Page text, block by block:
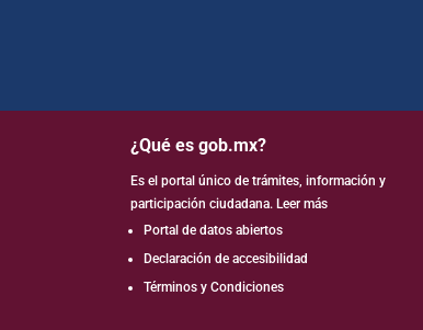
¿Qué es gob.mx?
Es el portal único de trámites, información y
participación ciudadana. Leer más
Portal de datos abiertos
Declaración de accesibilidad
Términos y Condiciones